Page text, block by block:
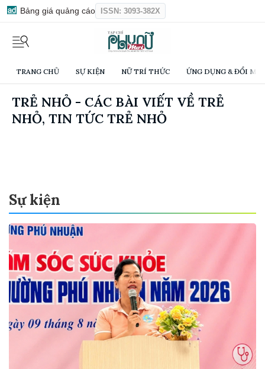
Bảng giá quảng cáo ISSN: 3093-382X
TRANG CHỦ SỰ KIỆN NỮ TRÍ THỨC ỨNG DỤNG & ĐỔI
TRẺ NHỎ - CÁC BÀI VIẾT VỀ TRẺ
NHỎ, TIN TỨC TRẺ NHỎ
Sự kiện